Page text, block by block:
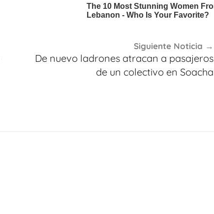
Siguiente Noticia
De nuevo ladrones atracan a pasajeros
de un colectivo en Soacha